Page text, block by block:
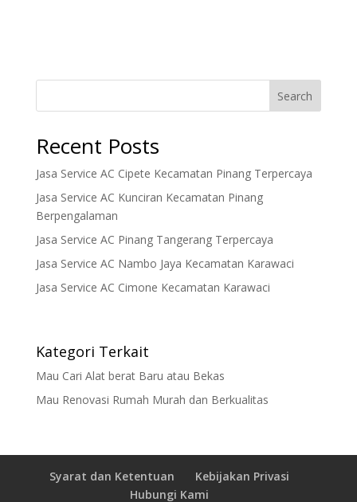
Search
Recent Posts
Jasa Service AC Cipete Kecamatan Pinang Terpercaya
Jasa Service AC Kunciran Kecamatan Pinang
Berpengalaman
Jasa Service AC Pinang Tangerang Terpercaya
Jasa Service AC Nambo Jaya Kecamatan Karawaci
Jasa Service AC Cimone Kecamatan Karawaci
Kategori Terkait
Mau Cari Alat berat Baru atau Bekas
Mau Renovasi Rumah Murah dan Berkualitas
Syarat dan Ketentuan
Kebijakan Privasi
Hubungi Kami